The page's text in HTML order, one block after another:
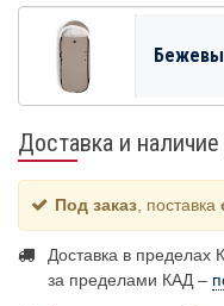
Доставка и
Под заказ , поставка
Доставка в пределах
за пределами КАД –